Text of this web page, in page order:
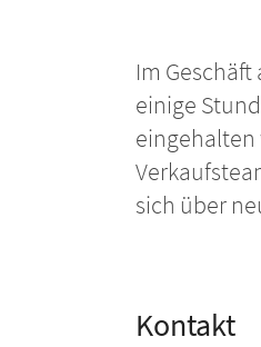
Im
einige
sich über
Kontakt